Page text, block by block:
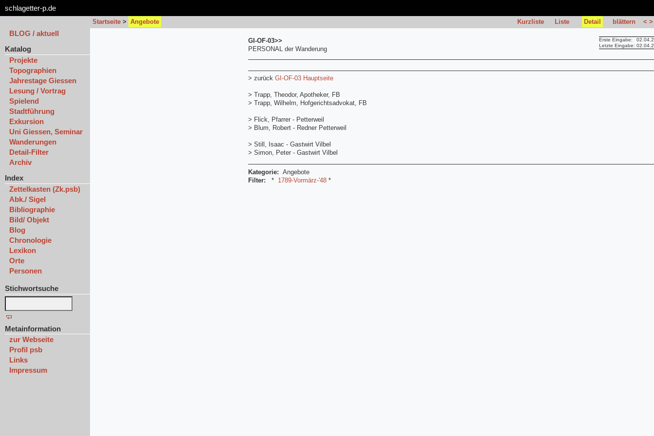
schlagetter-p.de
Startseite > Angebote Kurzliste Liste Detail blättern < >
BLOG / aktuell
Katalog
Projekte
Topographien
Jahrestage Giessen
Lesung / Vortrag
Spielend
Stadtführung
Exkursion
Uni Giessen, Seminar
Wanderungen
Detail-Filter
Archiv
Index
Zettelkasten (Zk.psb)
Abk./ Sigel
Bibliographie
Bild/ Objekt
Blog
Chronologie
Lexikon
Orte
Personen
Stichwortsuche
Metainformation
zur Webseite
Profil psb
Links
Impressum
Erste Eingabe:
Letzte Eingabe:
GI-OF-03>>
PERSONAL der Wanderung
> zurück GI-OF-03 Hauptseite
> Trapp, Theodor, Apotheker, FB
> Trapp, Wilhelm, Hofgerichtsadvokat, FB
> Flick, Pfarrer - Petterweil
> Blum, Robert - Redner Petterweil
> Still, Isaac - Gastwirt Vilbel
> Simon, Peter - Gastwirt Vilbel
Kategorie: Angebote
Filter:
* 1789-Vormärz-'48 *